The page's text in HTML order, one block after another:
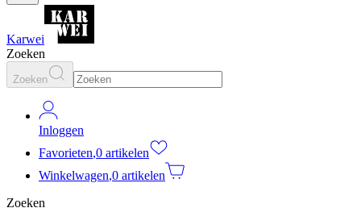
Karwei
Zoeken
Zoeken
Inloggen
Favorieten,0 artikelen
Winkelwagen,0 artikelen
Zoeken